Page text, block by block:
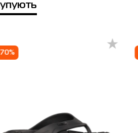
R бірюзьові 006447-870